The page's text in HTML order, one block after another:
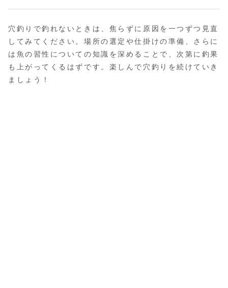
穴釣りで釣れないときは、焦らずに原因を一つずつ見直
してみてください。場所の選定や仕掛けの準備、さらに
は魚の習性についての知識を深めることで、次第に釣果
も上がってくるはずです。楽しんで穴釣りを続けていき
ましょう！